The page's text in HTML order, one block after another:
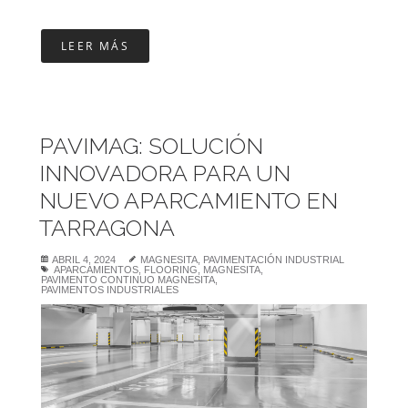
LEER MÁS
PAVIMAG: SOLUCIÓN
INNOVADORA PARA UN
NUEVO APARCAMIENTO EN
TARRAGONA
ABRIL 4, 2024 MAGNESITA PAVIMENTACIÓN INDUSTRIAL
APARCAMIENTOS FLOORING MAGNESITA
PAVIMENTO CONTINUO MAGNESITA
PAVIMENTOS INDUSTRIALES